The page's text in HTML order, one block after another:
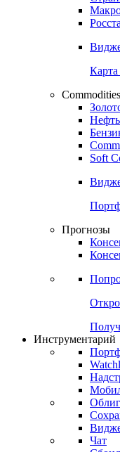
Карта
Commodities
Soft
Прогнозы
Инструментарий